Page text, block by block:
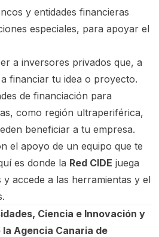
y entidades financieras
especiales, para apoyar el
a inversores privados que, a
financiar tu idea o proyecto.
de financiación para
como región ultraperiférica,
beneficiar a tu empresa.
el apoyo de un equipo que te
es donde la Red CIDE juega
accede a las herramientas y el
Ciencia e Innovación y
Agencia Canaria de